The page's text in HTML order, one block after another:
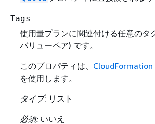
Tags
使用量プランに関連付ける任意のタ
バリューペア) です。
このプロパティは、
を使用します。
タイプ: リスト
必須:いいえ